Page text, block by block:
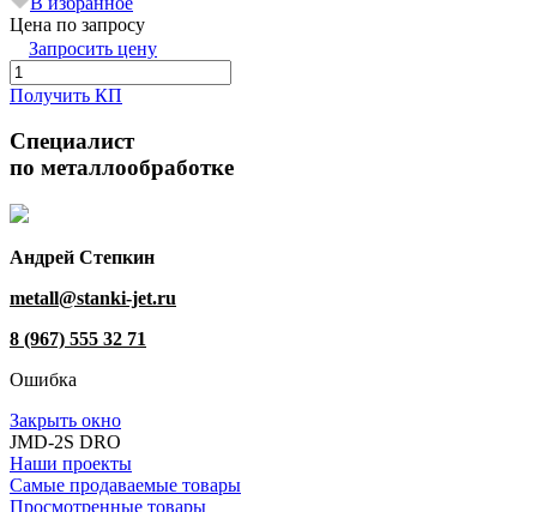
Цена по запросу
Запросить цену
Получить КП
Специалист
по металлообработке
Андрей Степкин
metall@stanki-jet.ru
8 (967) 555 32 71
Ошибка
Закрыть окно
JMD-2S DRO
Наши проекты
Самые продаваемые товары
Просмотренные товары